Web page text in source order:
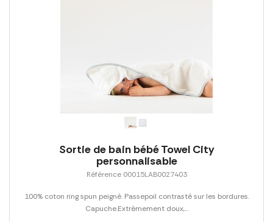
Sortie de bain bébé Towel City
personnalisable
Référence 00015LAB0027403
100% coton ring spun peigné. Passepoil contrasté sur les bordures.
Capuche.Extrêmement doux,...